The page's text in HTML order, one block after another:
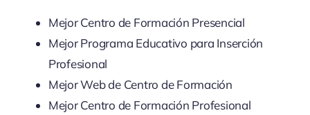
Mejor Centro de Formación Presencial
Mejor Programa Educativo para Inserción
Profesional
Mejor Web de Centro de Formación
Mejor Centro de Formación Profesional